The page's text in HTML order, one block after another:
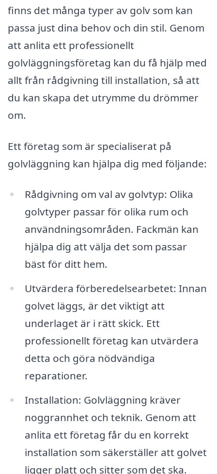
finns det många typer av golv som kan
passa just dina behov och din stil. Genom
att anlita ett professionellt
golvläggningsföretag kan du få hjälp med
allt från rådgivning till installation, så att
du kan skapa det utrymme du drömmer
om.
Ett företag som är specialiserat på
golvläggning kan hjälpa dig med följande:
Rådgivning om val av golvtyp: Olika
golvtyper passar för olika rum och
användningsområden. Fackmän kan
hjälpa dig att välja det som passar
bäst för ditt hem.
Utvärdera förberedelsearbetet: Innan
golvet läggs, är det viktigt att
underlaget är i rätt skick. Ett
professionellt företag kan utvärdera
detta och göra nödvändiga
reparationer.
Installation: Golvläggning kräver
noggrannhet och teknik. Genom att
anlita ett företag får du en korrekt
installation som säkerställer att golvet
ligger platt och sitter som det ska.